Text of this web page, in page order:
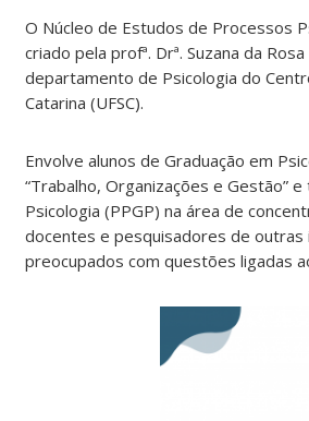
O Núcleo de Estudos de Processos
criado pela profª. Drª. Suzana da
departamento de Psicologia do
Catarina (UFSC).
Envolve alunos de Graduação em
“Trabalho, Organizações e Gestão”
Psicologia (PPGP) na área de
docentes e pesquisadores de
preocupados com questões ligadas